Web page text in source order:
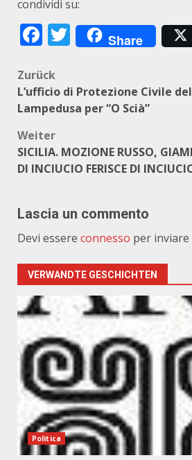
condividi su:
Facebook
Twitter
Share
Beitragsnavigation
Zurück
L’ufficio di Protezione Civile
Lampedusa per “O Scià”
Weiter
SICILIA. MOZIONE RUSSO,
DI INCIUCIO FERISCE DI
Lascia un commento
Devi essere connesso per inviare
VERWANDTE GESCHICHTEN
Politica